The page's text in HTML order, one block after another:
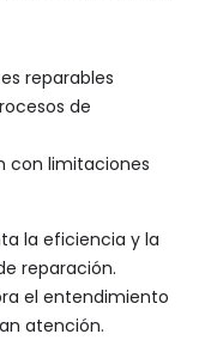
reparables
de
con limitaciones
la eficiencia y la
reparación.
el entendimiento
atención.